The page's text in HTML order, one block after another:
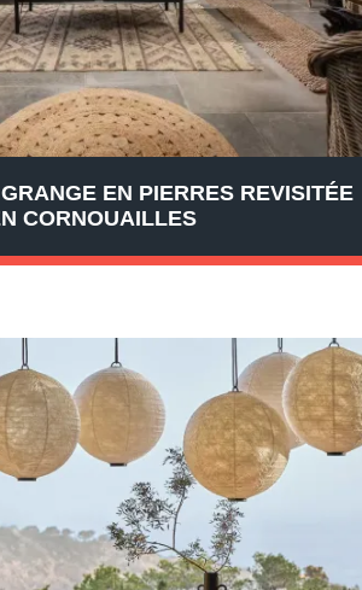
EN PIERRES REVISITÉE
CORNOUAILLES